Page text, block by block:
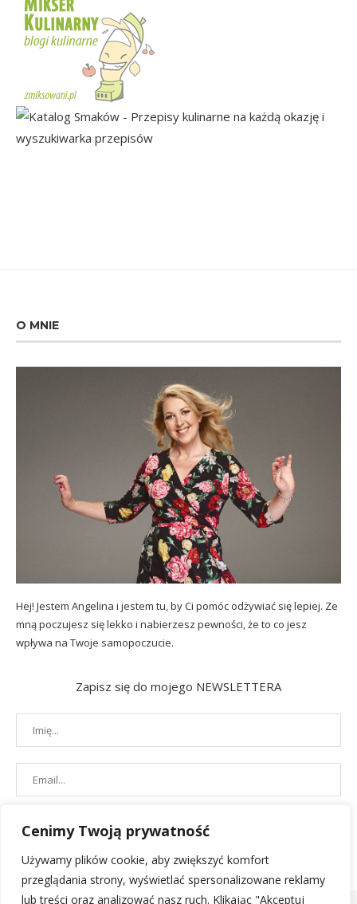
Cenimy Twoją prywatność
Używamy plików cookie, aby zwiększyć komfort
przeglądania strony, wyświetlać spersonalizowane reklamy
lub treści oraz analizować nasz ruch. Klikając "Akceptuj
O MNIE
Hej! Jestem Angelina i jestem tu, by Ci pomóc odżywiać się lepiej. Ze
mną poczujesz się lekko i nabierzesz pewności, że to co jesz
wpływa na Twoje samopoczucie.
Zapisz się do mojego NEWSLETTERA